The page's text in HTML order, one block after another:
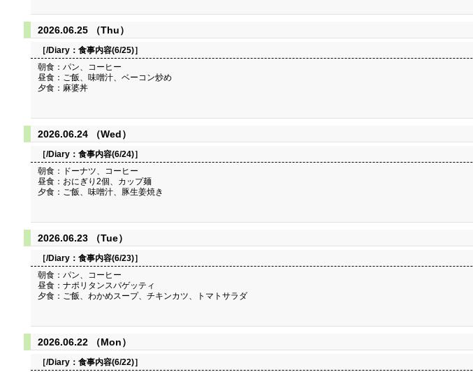
2026.06.25 （Thu）
［/Diary： 食事内容(6/25)］
朝食：パン、コーヒー
昼食：ご飯、味噌汁、ベーコン炒め
夕食：麻婆丼
2026.06.24 （Wed）
［/Diary： 食事内容(6/24)］
朝食：ドーナツ、コーヒー
昼食：おにぎり2個、カップ麺
夕食：ご飯、味噌汁、豚生姜焼き
2026.06.23 （Tue）
［/Diary： 食事内容(6/23)］
朝食：パン、コーヒー
昼食：ナポリタンスパゲッティ
夕食：ご飯、わかめスープ、チキンカツ、トマトサラダ
2026.06.22 （Mon）
［/Diary： 食事内容(6/22)］